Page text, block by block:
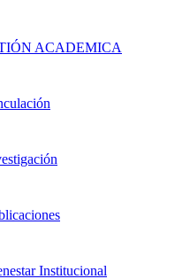
ACADEMICA
Institucional